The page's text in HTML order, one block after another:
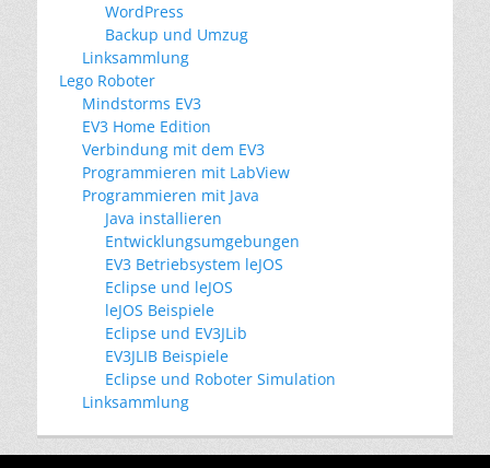
WordPress
Backup und Umzug
Linksammlung
Lego Roboter
Mindstorms EV3
EV3 Home Edition
Verbindung mit dem EV3
Programmieren mit LabView
Programmieren mit Java
Java installieren
Entwicklungsumgebungen
EV3 Betriebsystem leJOS
Eclipse und leJOS
leJOS Beispiele
Eclipse und EV3JLib
EV3JLIB Beispiele
Eclipse und Roboter Simulation
Linksammlung